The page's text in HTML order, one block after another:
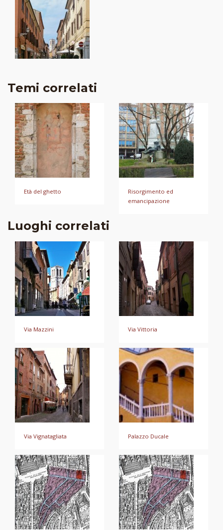
Temi correlati
Età del ghetto
Risorgimento ed
emancipazione
Luoghi correlati
Via Mazzini Via Vittoria
Via Vignatagliata Palazzo Ducale